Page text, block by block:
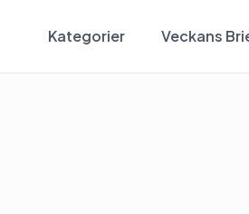
Kategorier Veckans